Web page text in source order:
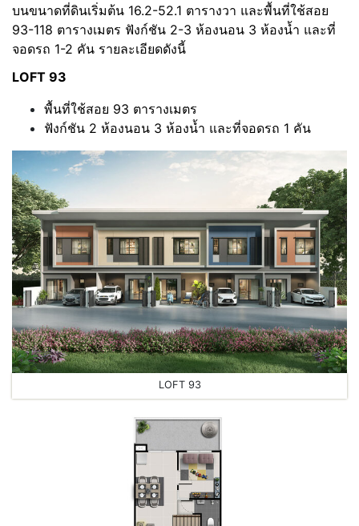
บนขนาดที่ดินเริ่มต้น 16.2-52.1 ตารางวา และพื้นที่ใช้สอย
93-118 ตารางเมตร ฟังก์ชัน 2-3 ห้องนอน 3 ห้องน้ำ และที่
จอดรถ 1-2 คัน รายละเอียดดังนี้
LOFT 93
พื้นที่ใช้สอย 93 ตารางเมตร
ฟังก์ชัน 2 ห้องนอน 3 ห้องน้ำ และที่จอดรถ 1 คัน
LOFT 93